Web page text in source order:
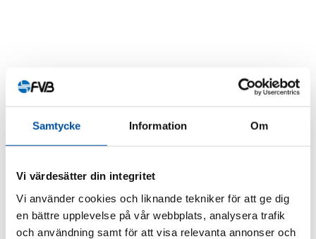
Samtycke Information Om
Vi värdesätter din integritet
Vi använder cookies och liknande tekniker för att ge dig
en bättre upplevelse på vår webbplats, analysera trafik
och användning samt för att visa relevanta annonser och